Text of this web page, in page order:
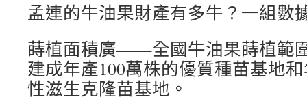
孟連的牛油果財產有多牛？一組數
蒔植面積廣——全國牛油果蒔植範
建成年產100萬株的優質種苗基地
性滋生克隆苗基地。